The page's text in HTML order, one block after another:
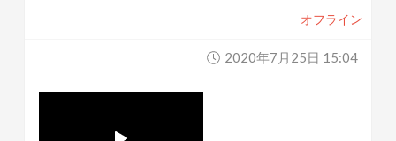
オフライン
2020年7月25日 15:04